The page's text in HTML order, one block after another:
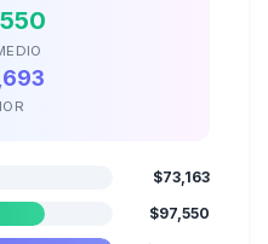
$73,163
$97,550